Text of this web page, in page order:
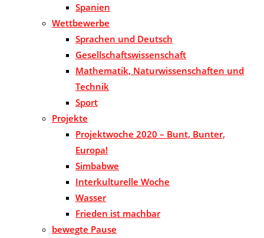
Spanien
Wettbewerbe
Sprachen und Deutsch
Gesellschaftswissenschaft
Mathematik, Naturwissenschaften und
Technik
Sport
Projekte
Projektwoche 2020 – Bunt, Bunter,
Europa!
Simbabwe
Interkulturelle Woche
Wasser
Frieden ist machbar
bewegte Pause